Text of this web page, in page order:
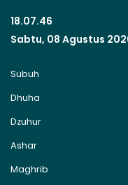
18.07.46
Sabtu, 08 Agustus
Subuh
Dhuha
Dzuhur
Ashar
Maghrib